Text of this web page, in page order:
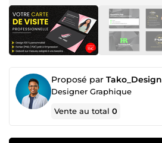
Proposé par Tako_Design
Designer Graphique
Vente au total0